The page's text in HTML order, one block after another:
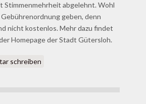
Stimmenmehrheit abgelehnt. Wohl
geben, denn
nicht kostenlos. Mehr dazu findet
Homepage der Stadt Gütersloh.
schreiben